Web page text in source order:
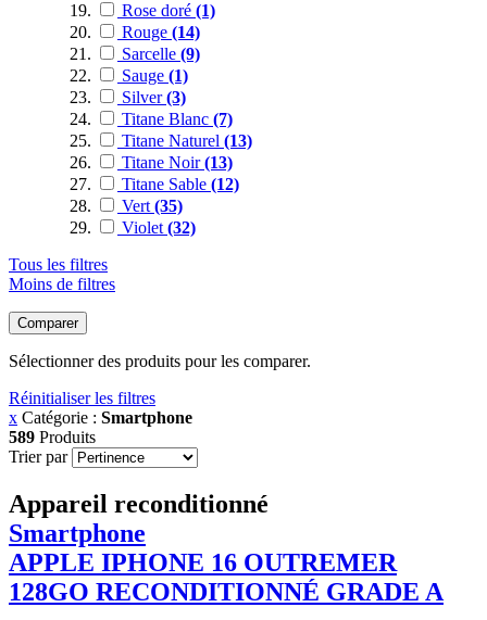
Rose doré (1)
Rouge (14)
Sarcelle (9)
Sauge (1)
Silver(3)
Titane Blanc (7)
Titane Naturel (13)
Titane Noir(13)
Titane Sable (12)
Vert (35)
Violet (32)
Tous les filtres
Moins de filtres
Comparer
Sélectionner des produits pour les comparer.
Réinitialiser les filtres
x Catégorie : Smartphone
589 Produits
Trier par
Appareil reconditionné
Smartphone
APPLE IPHONE 16 OUTREMER
128GO RECONDITIONNÉ GRADE A